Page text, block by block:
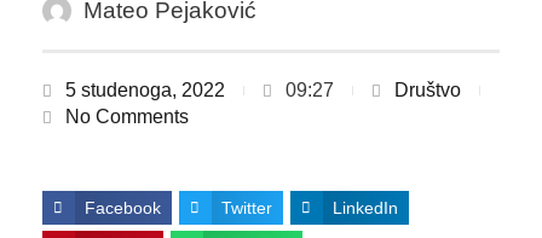
Mateo Pejaković
5 studenoga, 2022 09:27
Društvo
No Comments
Facebook Twitter LinkedIn